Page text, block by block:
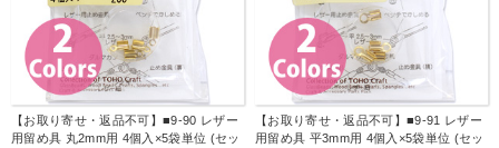
【お取り寄せ・返品不可】■9-90 レザー
用留め具 丸2mm用 4個入×5袋単位 (セッ
【お取り寄せ・返品不可】■9-91 レザー
用留め具 平3mm用 4個入×5袋単位 (セッ